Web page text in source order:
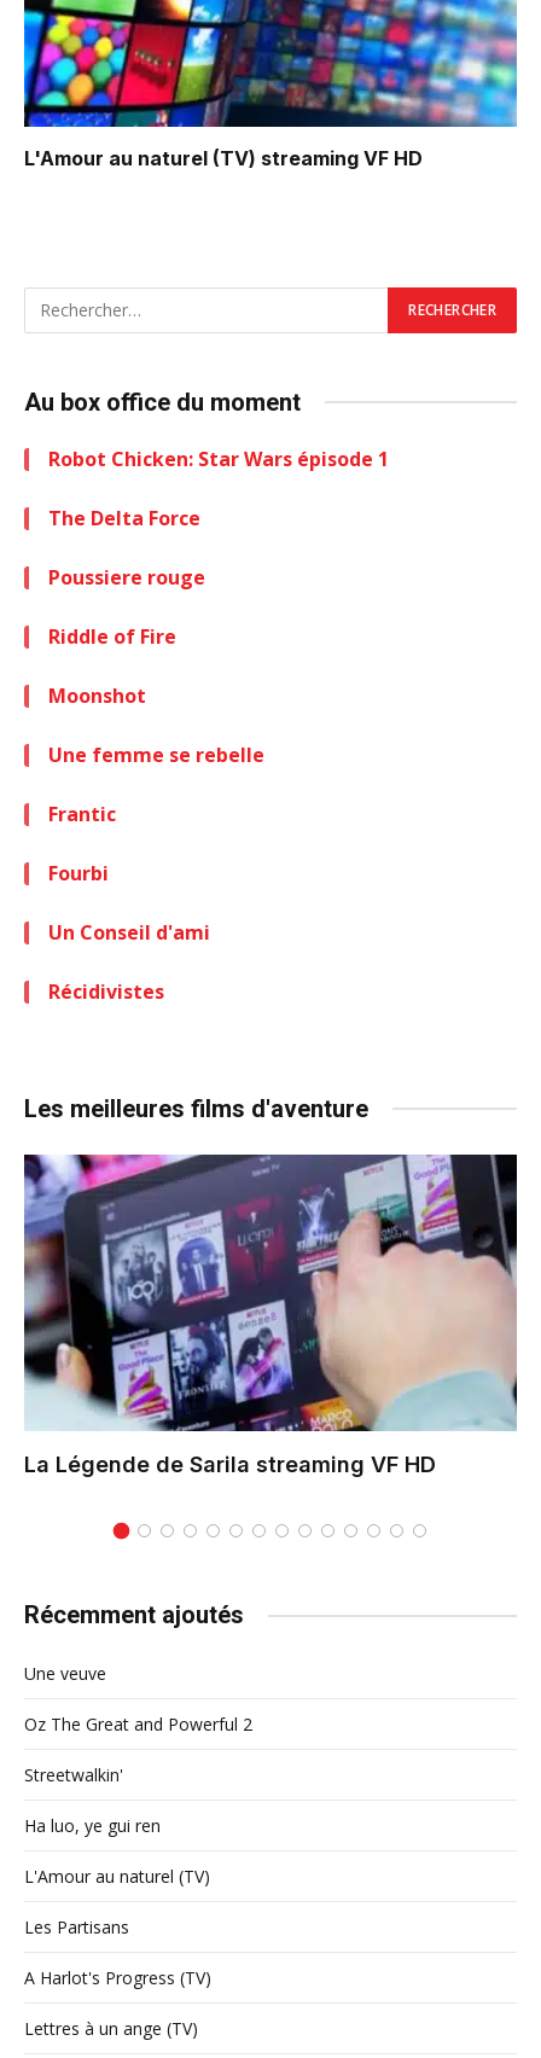
L'Amour au naturel (TV) streaming VF HD
Au box office du moment
Robot Chicken: Star Wars épisode 1
The Delta Force
Poussiere rouge
Riddle of Fire
Moonshot
Une femme se rebelle
Frantic
Fourbi
Un Conseil d'ami
Récidivistes
Les meilleures films d'aventure
La Légende de Sarila streaming VF HD
Récemment ajoutés
Une veuve
Oz The Great and Powerful 2
Streetwalkin'
Ha luo, ye gui ren
L'Amour au naturel (TV)
Les Partisans
A Harlot's Progress (TV)
Lettres à un ange (TV)